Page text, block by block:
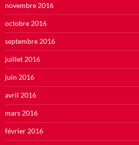
novembre 2016
octobre 2016
septembre 2016
juillet 2016
juin 2016
avril 2016
mars 2016
février 2016